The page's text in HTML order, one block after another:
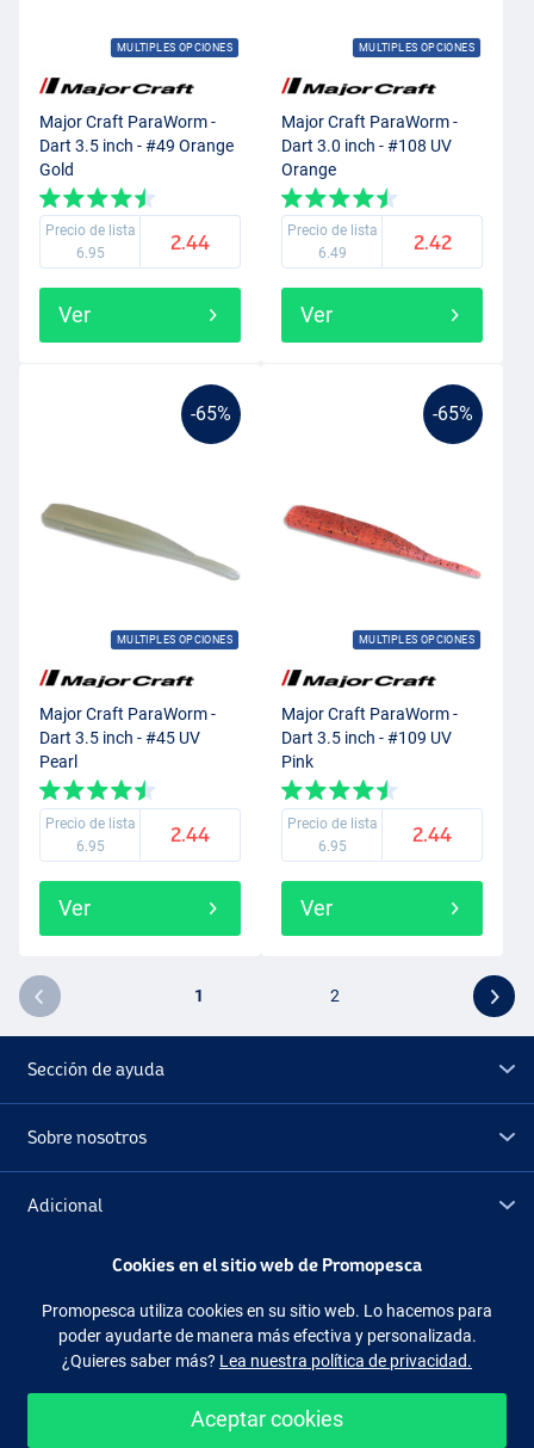
MULTIPLES OPCIONES
Major Craft ParaWorm -
Dart 3.5 inch - #49 Orange
Gold
Precio de lista
6.95
2.44
Ver
MULTIPLES OPCIONES
Major Craft ParaWorm -
Dart 3.0 inch - #108 UV
Orange
Precio de lista
6.49
2.42
Ver
-65%
MULTIPLES OPCIONES
Major Craft ParaWorm -
Dart 3.5 inch - #45 UV
Pearl
Precio de lista
6.95
2.44
Ver
-65%
MULTIPLES OPCIONES
Major Craft ParaWorm -
Dart 3.5 inch - #109 UV
Pink
Precio de lista
6.95
2.44
Ver
1 2
Sección de ayuda
Sobre nosotros
Adicional
Síguenos Facebook Instagram
Cookies en el sitio web de Promopesca
Promopesca utiliza cookies en su sitio web. Lo hacemos para
poder ayudarte de manera más efectiva y personalizada.
¿Quieres saber más? Lea nuestra política de privacidad.
Aceptar cookies